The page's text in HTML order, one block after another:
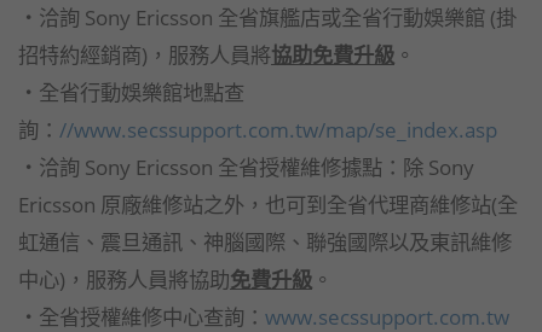
‧洽詢 Sony Ericsson 全省旗艦店或全省行動娛樂館 (掛
招特約經銷商)，服務人員將協助免費升級 。
‧全省行動娛樂館地點查
詢： //www.secssupport.com.tw/map/se_index.asp
‧洽詢 Sony Ericsson 全省授權維修據點：除 Sony
Ericsson 原廠維修站之外，也可到全省代理商維修站(全
虹通信、震旦通訊、神腦國際、聯強國際以及東訊維修
中心)，服務人員將協助免費升級 。
‧全省授權維修中心查詢： www.secssupport.com.tw